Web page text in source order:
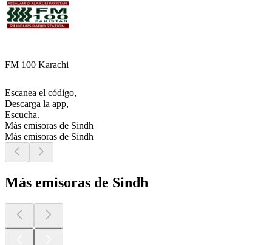
FM 100 Karachi
Escanea el código,
Descarga la app,
Escucha.
Más emisoras de Sindh
Más emisoras de Sindh
Más emisoras de Sindh